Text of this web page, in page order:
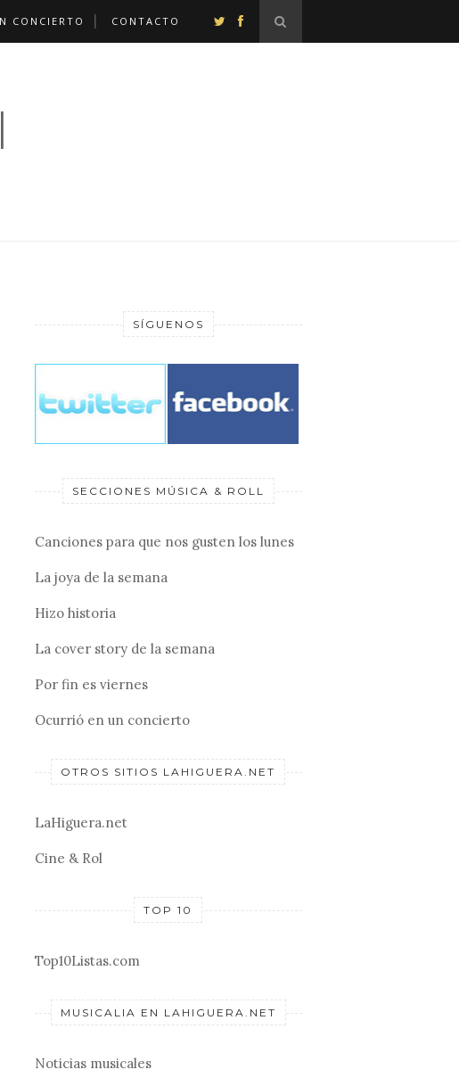
CONCIERTO CONTACTO
SÍGUENOS
SECCIONES MÚSICA & ROLL
Canciones para que nos gusten los lunes
La joya de la semana
Hizo historia
La cover story de la semana
Por fin es viernes
Ocurrió en un concierto
OTROS SITIOS LAHIGUERA.NET
LaHiguera.net
Cine & Rol
TOP 10
Top10Listas.com
MUSICALIA EN LAHIGUERA.NET
Noticias musicales